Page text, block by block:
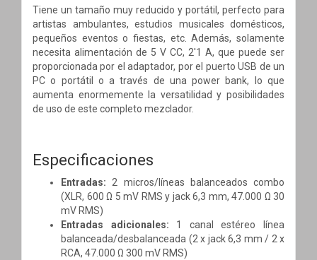
Tiene un tamaño muy reducido y portátil, perfecto para
artistas ambulantes, estudios musicales domésticos,
pequeños eventos o fiestas, etc. Además, solamente
necesita alimentación de 5 V CC, 2'1 A, que puede ser
proporcionada por el adaptador, por el puerto USB de un
PC o portátil o a través de una power bank, lo que
aumenta enormemente la versatilidad y posibilidades
de uso de este completo mezclador.
Especificaciones
Entradas: 2 micros/líneas balanceados combo
(XLR, 600 Ω 5 mV RMS y jack 6,3 mm, 47.000 Ω 30
mV RMS)
Entradas adicionales: 1 canal estéreo línea
balanceada/desbalanceada (2 x jack 6,3 mm / 2 x
RCA, 47.000 Ω 300 mV RMS)